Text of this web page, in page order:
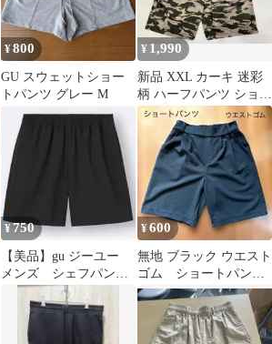
¥800
GU スウェットショー
トパンツ グレー M
¥1,990
新品 XXL カーキ 迷彩
柄 ハーフパンツ ショー
トパンツ ユニセックス
¥750
【美品】gu ジーユー
メンズ シェフパン
ツ ショートパンツ
Mサイズ 黒
¥600
無地 ブラック ウエスト
ゴム ショートパンツ
ハーフパンツ レディ